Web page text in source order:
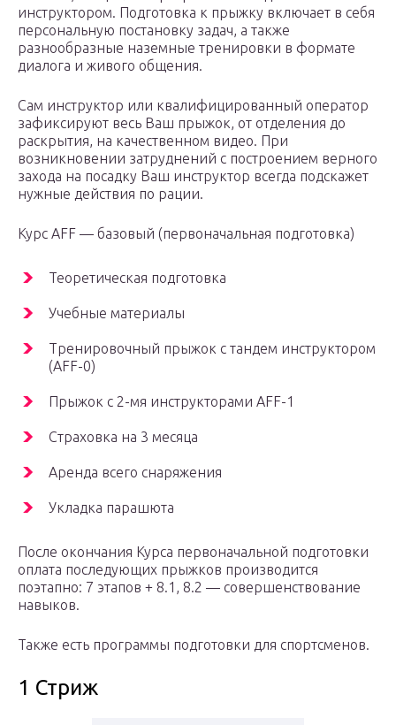
инструктором. Подготовка к прыжку включает в себя
персональную постановку задач, а также
разнообразные наземные тренировки в формате
диалога и живого общения.
Сам инструктор или квалифицированный оператор
зафиксируют весь Ваш прыжок, от отделения до
раскрытия, на качественном видео. При
возникновении затруднений с построением верного
захода на посадку Ваш инструктор всегда подскажет
нужные действия по рации.
Курс AFF — базовый (первоначальная подготовка)
Теоретическая подготовка
Учебные материалы
Тренировочный прыжок с тандем инструктором
(AFF-0)
Прыжок с 2-мя инструкторами AFF-1
Страховка на 3 месяца
Аренда всего снаряжения
Укладка парашюта
После окончания Курса первоначальной подготовки
оплата последующих прыжков производится
поэтапно: 7 этапов + 8.1, 8.2 — совершенствование
навыков.
Также есть программы подготовки для спортсменов.
1 Стриж